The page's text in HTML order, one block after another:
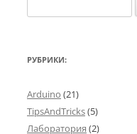
РУБРИКИ:
Arduino (21)
TipsAndTricks(5)
Лаборатория (2)